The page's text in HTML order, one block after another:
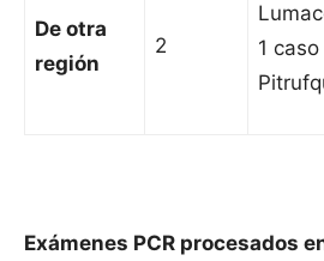
De otra
región
2
1 caso
Exámenes PCR procesados